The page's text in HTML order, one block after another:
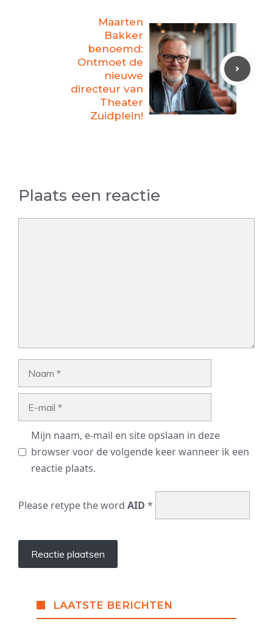
Maarten
Bakker
benoemd:
Ontmoet de
nieuwe
directeur van
Theater
Zuidplein!
Plaats een reactie
Mijn naam, e-mail en site opslaan in deze
browser voor de volgende keer wanneer ik een
reactie plaats.
Please retype the word AID *
LAATSTE BERICHTEN